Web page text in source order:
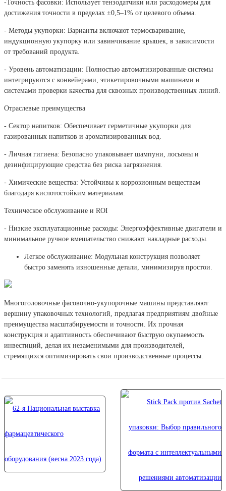
-Точность фасовки: Использует тензодатчики или расходомеры для
достижения точности в пределах ±0,5–1% от целевого объема.
- Методы укупорки: Варианты включают термосваривание,
индукционную укупорку или завинчивание крышек, в зависимости
от требований продукта.
- Уровень автоматизации: Полностью автоматизированные системы
интегрируются с конвейерами, этикетировочными машинами и
системами проверки качества для сквозных производственных линий.
Отраслевые преимущества
- Сектор напитков: Обеспечивает герметичные укупорки для
газированных напитков и ароматизированных вод.
- Личная гигиена: Безопасно упаковывает шампуни, лосьоны и
дезинфицирующие средства без риска загрязнения.
- Химические вещества: Устойчивы к коррозионным веществам
благодаря кислотостойким материалам.
Техническое обслуживание и ROI
- Низкие эксплуатационные расходы: Энергоэффективные двигатели и
минимальное ручное вмешательство снижают накладные расходы.
Легкое обслуживание: Модульная конструкция позволяет
быстро заменять изношенные детали, минимизируя простои.
Многоголовочные фасовочно-укупорочные машины представляют
вершину упаковочных технологий, предлагая предприятиям двойные
преимущества масштабируемости и точности. Их прочная
конструкция и адаптивность обеспечивают быструю окупаемость
инвестиций, делая их незаменимыми для производителей,
стремящихся оптимизировать свои производственные процессы.